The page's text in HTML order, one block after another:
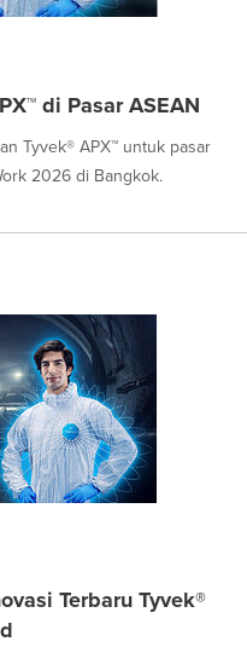
di Pasar ASEAN
Tyvek® APX™ untuk pasar
2026 di Bangkok.
Terbaru Tyvek®